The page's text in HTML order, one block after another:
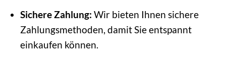
Sichere Zahlung: Wir bieten Ihnen sichere
Zahlungsmethoden, damit Sie entspannt
einkaufen können.